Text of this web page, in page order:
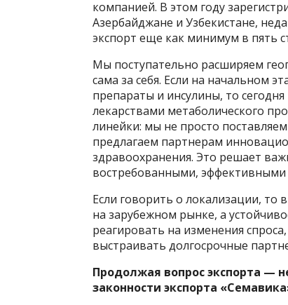
компанией. В этом году
Азербайджане и Узбекистане,
экспорт еще как минимум в пять
Мы поступательно расширяем
сама за себя. Если на начальном
препараты и инсулины, то
лекарствами метаболического
линейки: мы не просто
предлагаем партнерам
здравоохранения. Это решает
востребованными,
Если говорить о локализации, то
на зарубежном рынке, а
реагировать на изменения
выстраивать долгосрочные
Продолжая вопрос экспорта —
законности экспорта